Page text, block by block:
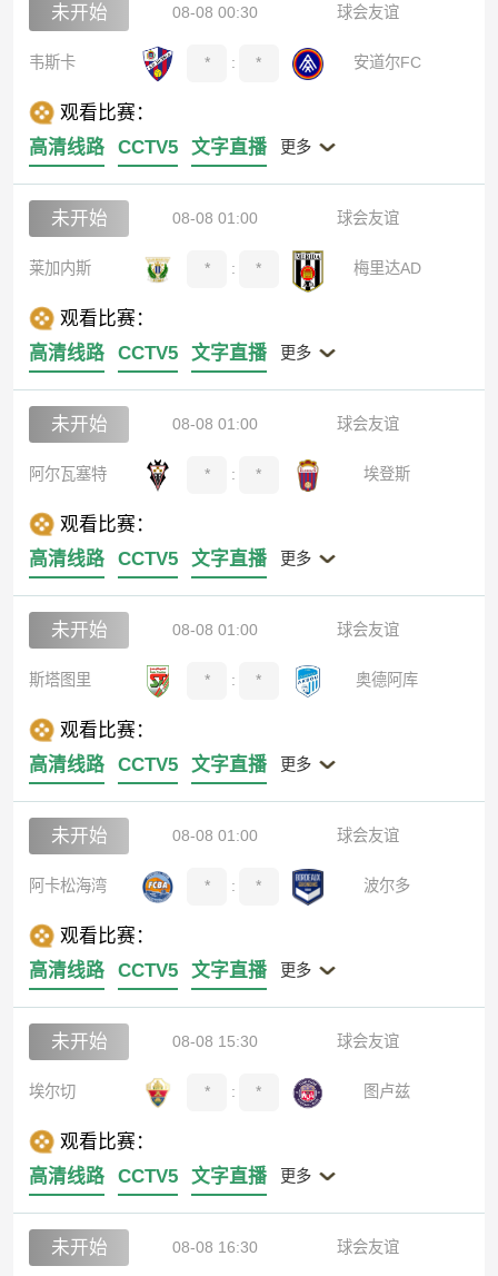
未开始 08-08 00:30 球会友谊
韦斯卡 * : * 安道尔FC
观看比赛：
高清线路
CCTV5 文字直播 更多
未开始 08-08 01:00 球会友谊
莱加内斯 * : * 梅里达AD
观看比赛：
高清线路
CCTV5 文字直播 更多
未开始 08-08 01:00 球会友谊
阿尔瓦塞特 * : * 埃登斯
观看比赛：
高清线路
CCTV5 文字直播 更多
未开始 08-08 01:00 球会友谊
斯塔图里 * : * 奥德阿库
观看比赛：
高清线路
CCTV5 文字直播 更多
未开始 08-08 01:00 球会友谊
阿卡松海湾 * : * 波尔多
观看比赛：
高清线路
CCTV5 文字直播 更多
未开始 08-08 15:30 球会友谊
埃尔切 * : * 图卢兹
观看比赛：
高清线路
CCTV5 文字直播 更多
未开始 08-08 16:30 球会友谊